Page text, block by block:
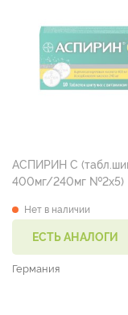
АСПИРИН С
400мг/240мг №2х5)
Нет в наличии
ЕСТЬ АНАЛОГИ
Германия